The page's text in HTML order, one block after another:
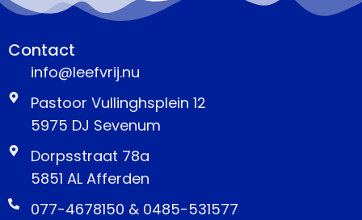
Contact
info@leefvrij.nu
Pastoor Vullinghsplein 12
5975 DJ Sevenum
Dorpsstraat 78a
5851 AL Afferden
077-4678150 & 0485-531577